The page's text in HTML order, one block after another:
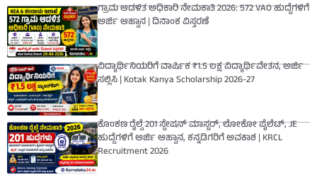
ಗ್ರಾಮ ಆಡಳಿತ ಅಧಿಕಾರಿ ನೇಮಕಾತಿ 2026: 572 VAO ಹುದ್ದೆಗಳಿಗೆ
ಅರ್ಜಿ ಆಹ್ವಾನ | ದಿನಾಂಕ ವಿಸ್ತರಣೆ
ವಿದ್ಯಾರ್ಥಿನಿಯರಿಗೆ ವಾರ್ಷಿಕ ₹1.5 ಲಕ್ಷ ವಿದ್ಯಾರ್ಥಿವೇತನ, ಅರ್ಜಿ
ಸಲ್ಲಿಸಿ | Kotak Kanya Scholarship 2026-27
ಕೊಂಕಣ ರೈಲ್ವೆ 201 ಸ್ಟೇಷನ್ ಮಾಸ್ಟರ್, ಲೋಕೋ ಪೈಲೆಟ್, JE
ಹುದ್ದೆಗಳಿಗೆ ಅರ್ಜಿ ಆಹ್ವಾನ, ಕನ್ನಡಿಗರಿಗೆ ಅವಕಾಶ | KRCL
Recruitment 2026